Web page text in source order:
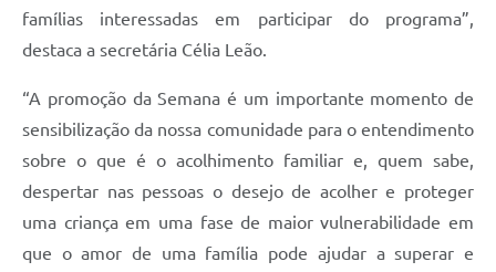
famílias interessadas em participar do programa”,
destaca a secretária Célia Leão.
“A promoção da Semana é um importante momento de
sensibilização da nossa comunidade para o entendimento
sobre o que é o acolhimento familiar e, quem sabe,
despertar nas pessoas o desejo de acolher e proteger
uma criança em uma fase de maior vulnerabilidade em
que o amor de uma família pode ajudar a superar e